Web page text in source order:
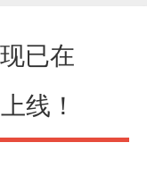
已在
线！